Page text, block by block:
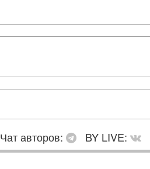
Чат авторов: BY LIVE: